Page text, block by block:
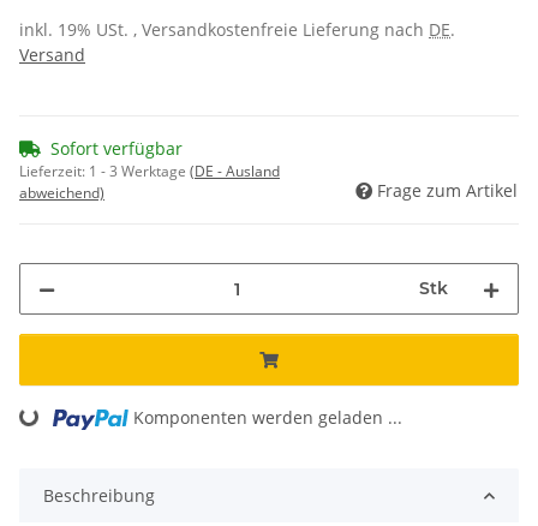
inkl. 19% USt. , Versandkostenfreie Lieferung nach DE.
Versand
Sofort verfügbar
Lieferzeit: 1 - 3 Werktage (DE - Ausland
abweichend)
Frage zum Artikel
Stk
Loading... Komponenten werden geladen ...
Beschreibung